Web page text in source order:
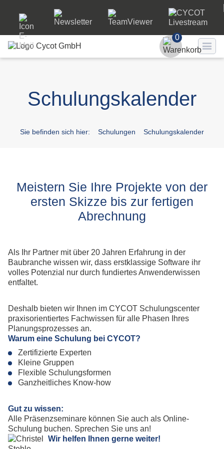
Passwort
0
Schulungskalender
Sie befinden sich hier: Schulungen Schulungskalender
Meistern Sie Ihre Projekte von der
ersten Skizze bis zur fertigen
Abrechnung
Als Ihr Partner mit über 20 Jahren Erfahrung in der
Baubranche wissen wir, dass erstklassige Software ihr
volles Potenzial nur durch fundiertes Anwenderwissen
entfaltet.
Deshalb bieten wir Ihnen im CYCOT Schulungscenter
praxisorientiertes Fachwissen für alle Phasen Ihres
Planungsprozesses an.
Warum eine Schulung bei CYCOT?
Zertifizierte Experten
Kleine Gruppen
Flexible Schulungsformen
Ganzheitliches Know-how
Gut zu wissen:
Alle Präsenzseminare können Sie auch als Online-
Schulung buchen. Sprechen Sie uns an!
Wir helfen Ihnen gerne weiter!